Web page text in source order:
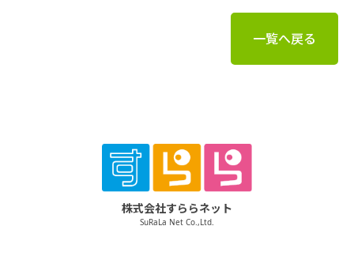
一覧へ戻る
株式会社すららネット
SuRaLa Net Co.,Ltd.